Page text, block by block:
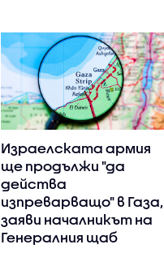
Израелската армия
ще продължи "да
действа
изпреварващо" в Газа,
заяви началникът на
Генералния щаб